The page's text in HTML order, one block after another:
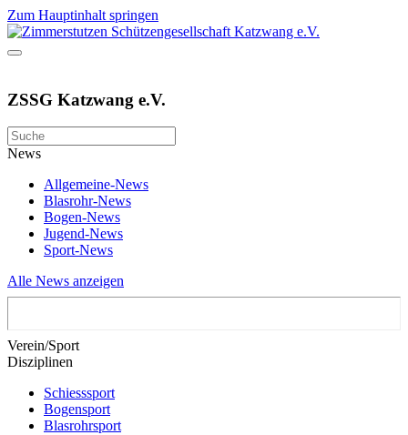
Zum Hauptinhalt springen
ZSSG Katzwang e.V.
News
Allgemeine-News
Blasrohr-News
Bogen-News
Jugend-News
Sport-News
Alle News anzeigen
Verein/Sport
Disziplinen
Schiesssport
Bogensport
Blasrohrsport